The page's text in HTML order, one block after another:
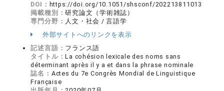
DOI： https://doi.org/10.1051/shsconf/202213811013
掲載種別：研究論文（学術雑誌）
専門分野： 人文・社会 / 言語学
外部サイトへのリンクを表示
記述言語： フランス語
タイトル：La cohésion lexicale des noms sans
déterminant après il y a et dans la phrase nominale
誌名： Actes du 7e Congrès Mondial de Linguistique
Française